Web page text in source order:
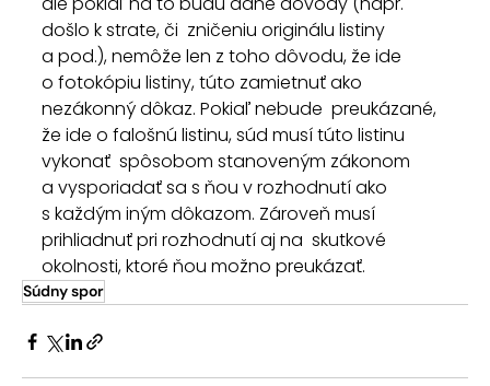
došlo k strate, či  zničeniu originálu listiny
a pod.), nemôže len z toho dôvodu, že ide
o fotokópiu listiny, túto zamietnuť ako
nezákonný dôkaz. Pokiaľ nebude  preukázané,
že ide o falošnú listinu, súd musí túto listinu
vykonať  spôsobom stanoveným zákonom
a vysporiadať sa s ňou v rozhodnutí ako
s každým iným dôkazom. Zároveň musí
prihliadnuť pri rozhodnutí aj na  skutkové
okolnosti, ktoré ňou možno preukázať.
Súdny spor